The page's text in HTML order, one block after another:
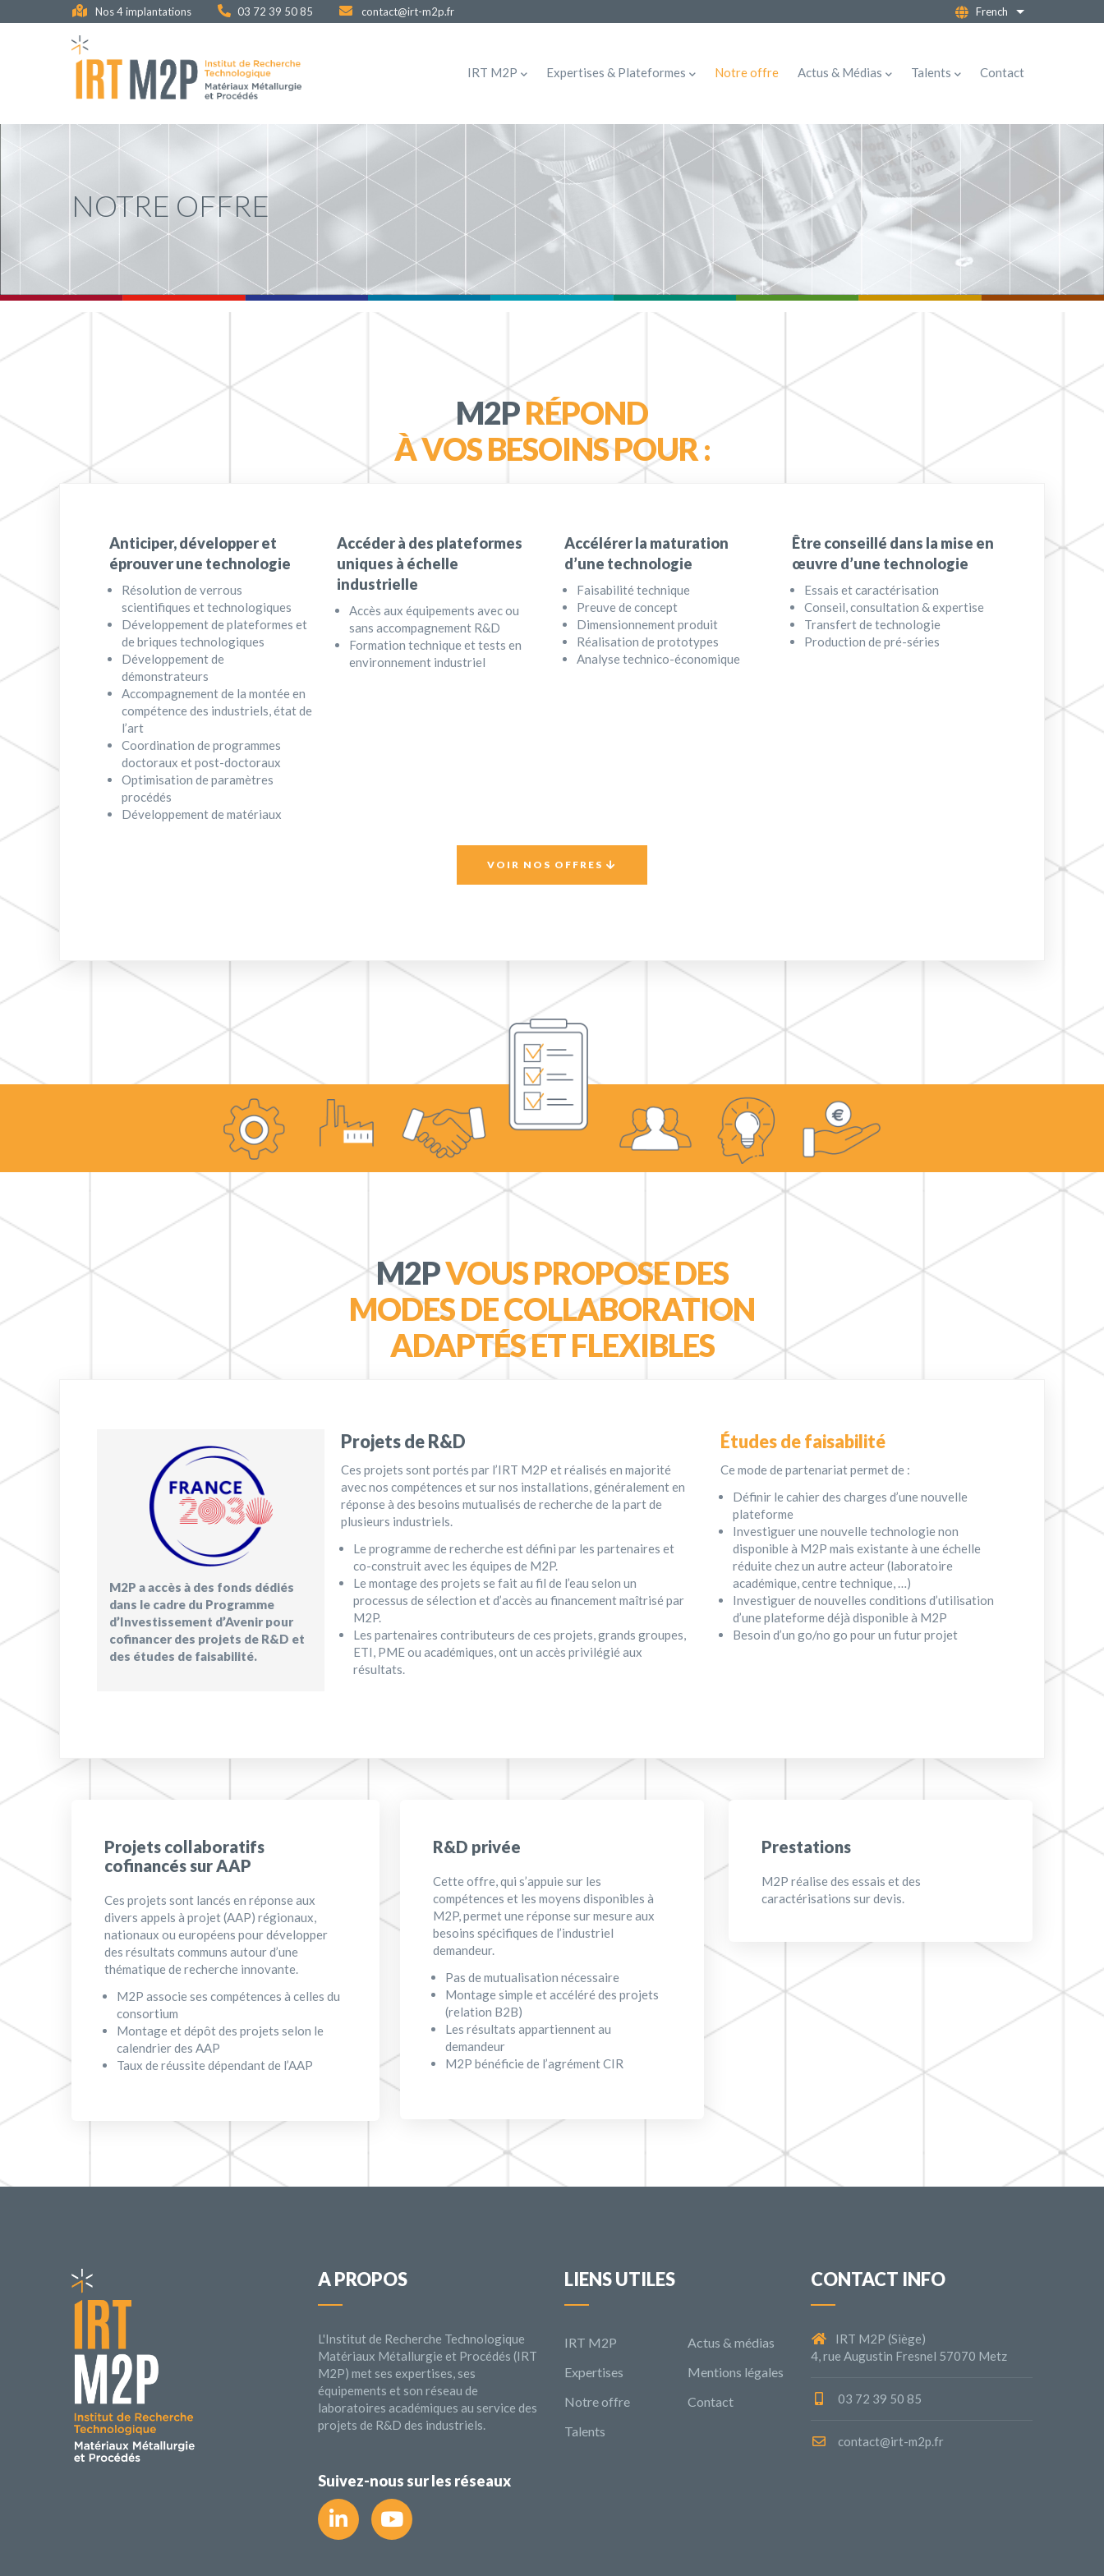
au
Nos 4 implantations 03 72 39 50 85 contact@irt-m2p.fr French Lister les actions
IRT M2P Expertises & Plateformes Notre offre Actus & Médias Talents Contact
NOTRE OFFRE
M2PRÉPOND
À VOS BESOINS POUR :
Anticiper, développer et
éprouver une technologie
Résolution de verrous
scientifiques et technologiques
Développement de plateformes et
de briques technologiques
Développement de
démonstrateurs
Accompagnement de la montée en
compétence des industriels, état de
l’art
Coordination de programmes
doctoraux et post-doctoraux
Optimisation de paramètres
procédés
Développement de matériaux
Accéder à des plateformes
uniques à échelle
industrielle
Accès aux équipements avec ou
sans accompagnement R&D
Formation technique et tests en
environnement industriel
Accélérer la maturation
d’une technologie
Faisabilité technique
Preuve de concept
Dimensionnement produit
Réalisation de prototypes
Analyse technico-économique
Être conseillé dans la mise en
œuvre d’une technologie
Essais et caractérisation
Conseil, consultation & expertise
Transfert de technologie
Production de pré-séries
VOIR NOS OFFRES
M2PVOUS PROPOSE DES
MODES DE COLLABORATION
ADAPTÉS ET FLEXIBLES
M2P a accès à des fonds dédiés
dans le cadre du Programme
d’Investissement d’Avenir pour
cofinancer des projets de R&D et
des études de faisabilité.
Projets de R&D
Ces projets sont portés par l’IRT M2P et réalisés en majorité
avec nos compétences et sur nos installations, généralement en
réponse à des besoins mutualisés de recherche de la part de
plusieurs industriels.
Le programme de recherche est défini par les partenaires et
co-construit avec les équipes de M2P.
Le montage des projets se fait au fil de l’eau selon un
processus de sélection et d’accès au financement maîtrisé par
M2P.
Les partenaires contributeurs de ces projets, grands groupes,
ETI, PME ou académiques, ont un accès privilégié aux
résultats.
Études de faisabilité
Ce mode de partenariat permet de :
Définir le cahier des charges d’une nouvelle
plateforme
Investiguer une nouvelle technologie non
disponible à M2P mais existante à une échelle
réduite chez un autre acteur (laboratoire
académique, centre technique, …)
Investiguer de nouvelles conditions d’utilisation
d’une plateforme déjà disponible à M2P
Besoin d’un go/no go pour un futur projet
Projets collaboratifs
cofinancés sur AAP
Ces projets sont lancés en réponse aux
divers appels à projet (AAP) régionaux,
nationaux ou européens pour développer
des résultats communs autour d’une
thématique de recherche innovante.
M2P associe ses compétences à celles du
consortium
Montage et dépôt des projets selon le
calendrier des AAP
Taux de réussite dépendant de l’AAP
R&D privée
Cette offre, qui s’appuie sur les
compétences et les moyens disponibles à
M2P, permet une réponse sur mesure aux
besoins spécifiques de l’industriel
demandeur.
Pas de mutualisation nécessaire
Montage simple et accéléré des projets
(relation B2B)
Les résultats appartiennent au
demandeur
M2P bénéficie de l’agrément CIR
Prestations
M2P réalise des essais et des
caractérisations sur devis.
A PROPOS
L'Institut de Recherche Technologique
Matériaux Métallurgie et Procédés (IRT
M2P) met ses expertises, ses
équipements et son réseau de
laboratoires académiques au service des
projets de R&D des industriels.
Suivez-nous sur les réseaux
LIENS UTILES
IRT M2P
Expertises
Notre offre
Talents
Actus & médias
Mentions légales
Contact
CONTACT INFO
IRT M2P (Siège)
4, rue Augustin Fresnel 57070 Metz
03 72 39 50 85
contact@irt-m2p.fr